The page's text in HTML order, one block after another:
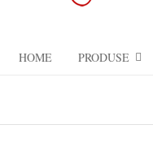
HOME PRODUSE